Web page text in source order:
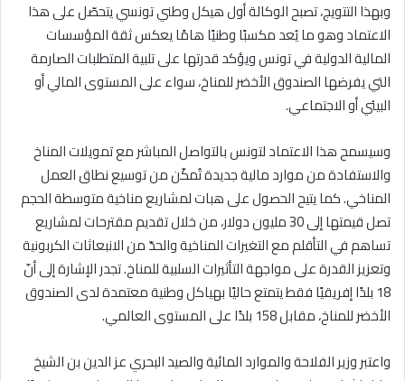
وبهذا التتويج، تصبح الوكالة أول هيكل وطني تونسي يتحصّل على هذا
الاعتماد وهو ما يُعد مكسبًا وطنيًا هامًا يعكس ثقة المؤسسات
المالية الدولية في تونس ويؤكد قدرتها على تلبية المتطلبات الصارمة
التي يفرضها الصندوق الأخضر للمناخ، سواء على المستوى المالي أو
البيئي أو الاجتماعي.
وسيسمح هذا الاعتماد لتونس بالتواصل المباشر مع تمويلات المناخ
والاستفادة من موارد مالية جديدة تُمكّن من توسيع نطاق العمل
المناخي. كما يتيح الحصول على هبات لمشاريع مناخية متوسطة الحجم
تصل قيمتها إلى 30 مليون دولار، من خلال تقديم مقترحات لمشاريع
تساهم في التأقلم مع التغيرات المناخية والحدّ من الانبعاثات الكربونية
وتعزيز القدرة على مواجهة التأثيرات السلبية للمناخ. تجدر الإشارة إلى أنّ
18 بلدًا إفريقيًا فقط يتمتع حاليًا بهياكل وطنية معتمدة لدى الصندوق
الأخضر للمناخ، مقابل 158 بلدًا على المستوى العالمي.
واعتبر وزير الفلاحة والموارد المائية والصيد البحري عز الدين بن الشيخ